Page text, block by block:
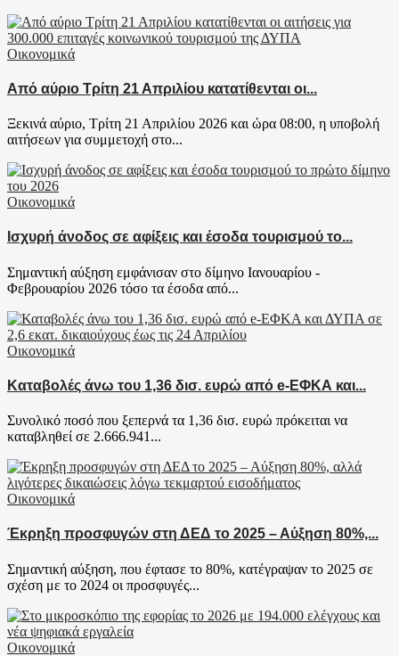
Οικονομικά
Από αύριο Τρίτη 21 Απριλίου κατατίθενται οι...
Ξεκινά αύριο, Τρίτη 21 Απριλίου 2026 και ώρα 08:00, η υποβολή
αιτήσεων για συμμετοχή στο...
Οικονομικά
Ισχυρή άνοδος σε αφίξεις και έσοδα τουρισμού το...
Σημαντική αύξηση εμφάνισαν στο δίμηνο Ιανουαρίου -
Φεβρουαρίου 2026 τόσο τα έσοδα από...
Οικονομικά
Καταβολές άνω του 1,36 δισ. ευρώ από e-ΕΦΚΑ και...
Συνολικό ποσό που ξεπερνά τα 1,36 δισ. ευρώ πρόκειται να
καταβληθεί σε 2.666.941...
Οικονομικά
Έκρηξη προσφυγών στη ΔΕΔ το 2025 – Αύξηση 80%,...
Σημαντική αύξηση, που έφτασε το 80%, κατέγραψαν το 2025 σε
σχέση με το 2024 οι προσφυγές...
Οικονομικά